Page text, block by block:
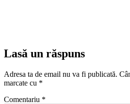
Lasă un răspuns
Adresa ta de email nu va fi publicată.
marcate cu *
Comentariu *